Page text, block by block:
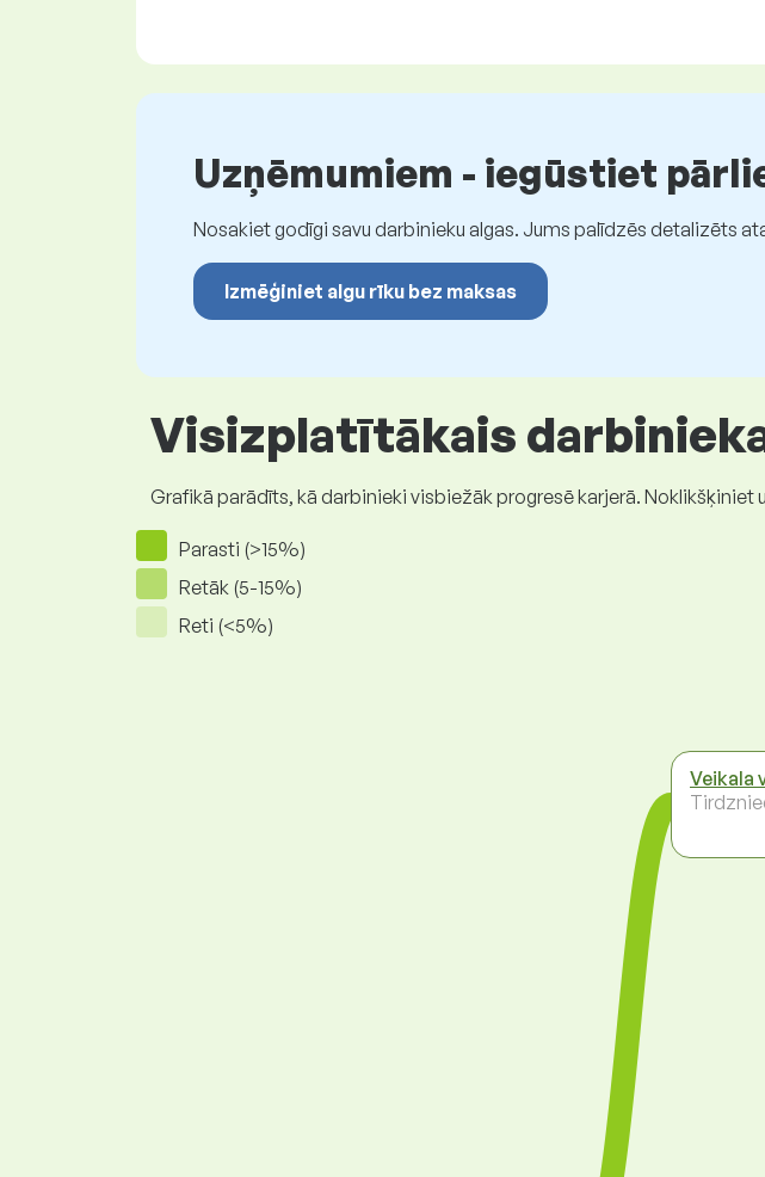
Uzņēmumiem - iegūstiet
Nosakiet godīgi savu darbinieku algas. Jums palīdzēs detalizēts
Izmēģiniet algu rīku bez maksas
Visizplatītākais
Grafikā parādīts, kā darbinieki visbiežāk progresē karjerā.
Parasti (>15%)
Retāk (5-15%)
Reti (<5%)
Veikala